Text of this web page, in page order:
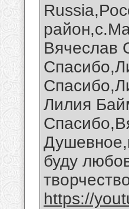
Вячеслав
Лилия
буду
https://